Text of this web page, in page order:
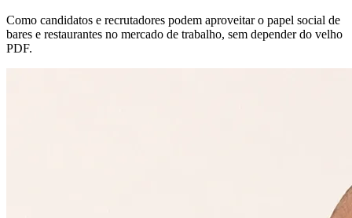
Como candidatos e recrutadores podem aproveitar o papel social de
bares e restaurantes no mercado de trabalho, sem depender do velho
PDF.